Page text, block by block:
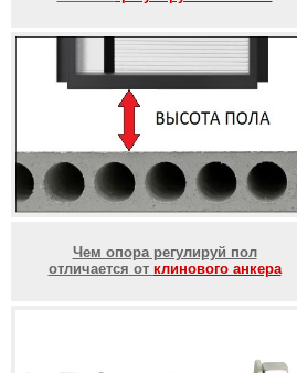
Чем опора регулируй пол
отличается от клинового анкера